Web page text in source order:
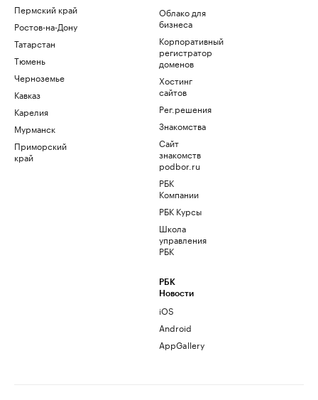
Пермский край
Ростов-на-Дону
Татарстан
Тюмень
Черноземье
Кавказ
Карелия
Мурманск
Приморский
край
Облако для
бизнеса
Корпоративный
регистратор
доменов
Хостинг
сайтов
Рег.решения
Знакомства
Сайт
знакомств
podbor.ru
РБК
Компании
РБК Курсы
Школа
управления
РБК
РБК
Новости
iOS
Android
AppGallery